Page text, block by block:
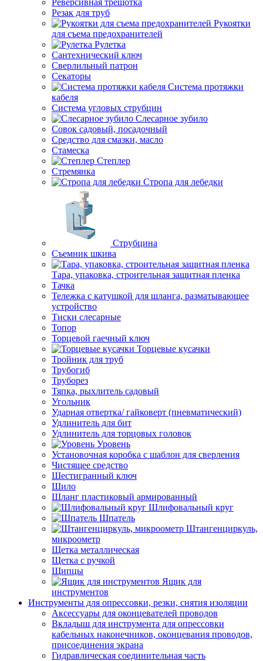
Реверсивная трещотка
Резак для труб
Рукоятки
для съема предохранителей
Рулетка
Сантехнический ключ
Сверлильный патрон
Секаторы
Система протяжки
кабеля
Система угловых струбцин
Слесарное зубило
Совок садовый, посадочный
Средство для смазки, масло
Стамеска
Степлер
Стремянка
Стропа для лебедки
Струбцина
Съемник шкива
Тара, упаковка, строительная защитная пленка
Тачка
Тележка с катушкой для шланга, разматывающее
устройство
Тиски слесарные
Топор
Торцевой гаечный ключ
Торцевые кусачки
Тройник для труб
Трубогиб
Труборез
Тяпка, рыхлитель садовый
Угольник
Ударная отвертка/ гайковерт (пневматический)
Удлинитель для бит
Удлинитель для торцовых головок
Уровень
Установочная коробка с шаблон для сверления
Чистящее средство
Шестигранный ключ
Шило
Шланг пластиковый армированный
Шлифовальный круг
Шпатель
Штангенциркуль,
микроометр
Щетка металлическая
Щетка с ручкой
Щипцы
Ящик для
инструментов
Инструменты для опрессовки, резки, снятия изоляции
Аксессуары для оконцевателей проводов
Вкладыш для инструмента для опрессовки
кабельных наконечников, оконцевания проводов,
присоединения экрана
Гидравлическая соединительная часть